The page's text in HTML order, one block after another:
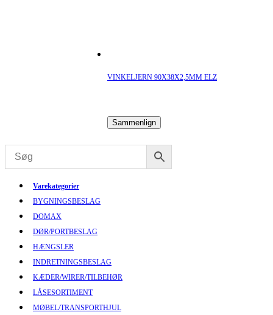
VINKELJERN 90X38X2,5MM ELZ
Sammenlign
Varekategorier
BYGNINGSBESLAG
DOMAX
DØR/PORTBESLAG
HÆNGSLER
INDRETNINGSBESLAG
KÆDER/WIRER/TILBEHØR
LÅSESORTIMENT
MØBEL/TRANSPORTHJUL